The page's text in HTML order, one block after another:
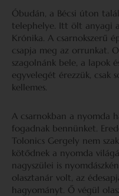
Óbudán, a Bécsi úton
telephelye. Itt ölt anyagi
Krónika. A csarnokszerű
csapja meg az orrunkat.
szagolnánk bele, a lapok
egyvelegét érezzük, csak
kellemes.
A csarnokban a nyomda
fogadnak bennünket.
Tolonics Gergely nem
kötődnek a nyomda
nagyszülei is
olasztanár volt, az
hagyományt. Ő végül